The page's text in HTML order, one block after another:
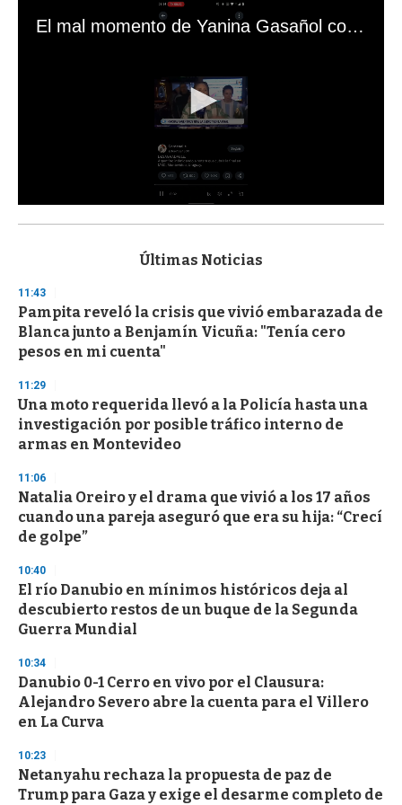
El mal momento de Yanina Gasañol con un hincha argentino en "Subrayado"
s
d
s
o
f
3
s
e
c
o
n
s
Últimas Noticias
11:43
Pampita reveló la crisis que vivió embarazada de
Blanca junto a Benjamín Vicuña: "Tenía cero
pesos en mi cuenta"
11:29
Una moto requerida llevó a la Policía hasta una
investigación por posible tráfico interno de
armas en Montevideo
11:06
Natalia Oreiro y el drama que vivió a los 17 años
cuando una pareja aseguró que era su hija: “Crecí
de golpe”
10:40
El río Danubio en mínimos históricos deja al
descubierto restos de un buque de la Segunda
Guerra Mundial
10:34
Danubio 0-1 Cerro en vivo por el Clausura:
Alejandro Severo abre la cuenta para el Villero
en La Curva
10:23
Netanyahu rechaza la propuesta de paz de
Trump para Gaza y exige el desarme completo de